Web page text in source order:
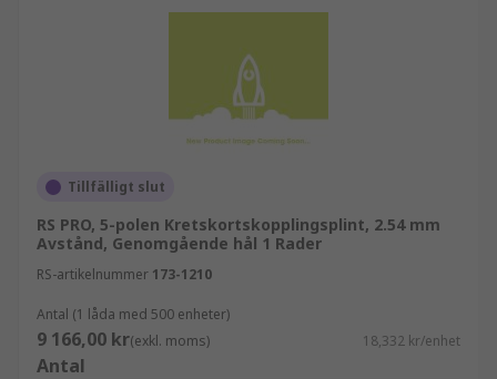
Tillfälligt slut
RS PRO, 5-polen Kretskortskopplingsplint, 2.54 mm
Avstånd, Genomgående hål 1 Rader
RS-artikelnummer 173-1210
Antal (1 låda med 500 enheter)
9 166,00 kr(exkl. moms) 18,332 kr/enhet
Antal